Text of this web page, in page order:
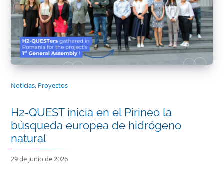
Noticias, Proyectos
H2-QUEST inicia en el Pirineo la
búsqueda europea de hidrógeno
natural
29 de junio de 2026